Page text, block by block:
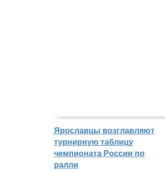
Ярославцы возглавляют
турнирную таблицу
чемпионата России по
ралли